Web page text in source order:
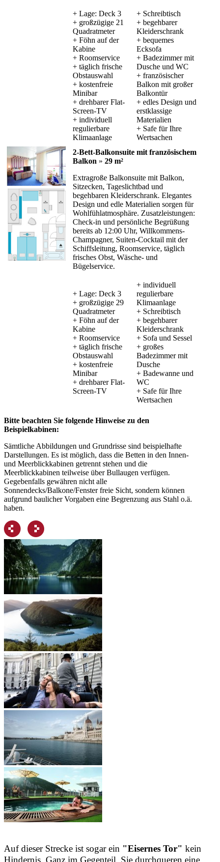
+ Lage: Deck 3
+ großzügige 21
Quadratmeter
+ Föhn auf der
Kabine
+ Roomservice
+ täglich frische
Obstauswahl
+ kostenfreie
Minibar
+ drehbarer Flat-
Screen-TV
+ individuell
regulierbare
Klimaanlage
+ Schreibtisch
+ begehbarer
Kleiderschrank
+ bequemes
Ecksofa
+ Badezimmer mit
Dusche und WC
+ französischer
Balkon mit großer
Balkontür
+ edles Design und
erstklassige
Materialien
+ Safe für Ihre
Wertsachen
2-Bett-Balkonsuite mit französischem
Balkon » 29 m²
Extragroße Balkonsuite mit Balkon,
Sitzecken, Tageslichtbad und
begehbaren Kleiderschrank. Elegantes
Design und edle Materialien sorgen für
Wohlfühlatmosphäre. Zusatzleistungen:
Check-in und persönliche Begrüßung
bereits ab 12:00 Uhr, Willkommens-
Champagner, Suiten-Cocktail mit der
Schiffsleitung, Roomservice, täglich
frisches Obst, Wäsche- und
Bügelservice.
+ Lage: Deck 3
+ großzügige 29
Quadratmeter
+ Föhn auf der
Kabine
+ Roomservice
+ täglich frische
Obstauswahl
+ kostenfreie
Minibar
+ drehbarer Flat-
Screen-TV
+ individuell
regulierbare
Klimaanlage
+ Schreibtisch
+ begehbarer
Kleiderschrank
+ Sofa und Sessel
+ großes
Badezimmer mit
Dusche
+ Badewanne und
WC
+ Safe für Ihre
Wertsachen
Bitte beachten Sie folgende Hinweise zu den
Beispielkabinen:
Sämtliche Abbildungen und Grundrisse sind beispielhafte
Darstellungen. Es ist möglich, dass die Betten in den Innen-
und Meerblickkabinen getrennt stehen und die
Meerblickkabinen teilweise über Bullaugen verfügen.
Gegebenfalls gewähren nicht alle
Sonnendecks/Balkone/Fenster freie Sicht, sondern können
aufgrund baulicher Vorgaben eine Begrenzung aus Stahl o.ä.
haben.
Auf dieser Strecke ist sogar ein "Eisernes Tor" kein
Hindernis. Ganz im Gegenteil. Sie durchqueren eine